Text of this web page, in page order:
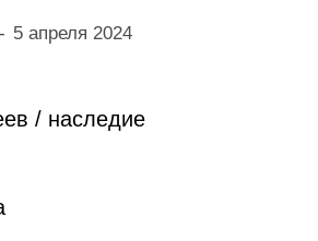
- 5 апреля 2024
/ наследие